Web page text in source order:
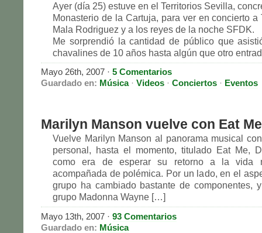
Ayer (día 25) estuve en el Territorios Sevilla,
Monasterio de la Cartuja, para ver en concierto a
Mala Rodriguez y a los reyes de la noche SFDK.
Me sorprendió la cantidad de público que
chavalines de 10 años hasta algún que otro
Mayo 26th, 2007 · 5 Comentarios
Guardado en: Música· Videos · Conciertos · Eventos
Marilyn Manson vuelve con Eat
Vuelve Marilyn Manson al panorama musical
personal, hasta el momento, titulado Eat Me,
como era de esperar su retorno a la vida
acompañada de polémica. Por un lado, en el
grupo ha cambiado bastante de componentes,
grupo Madonna Wayne […]
Mayo 13th, 2007 · 93 Comentarios
Guardado en: Música